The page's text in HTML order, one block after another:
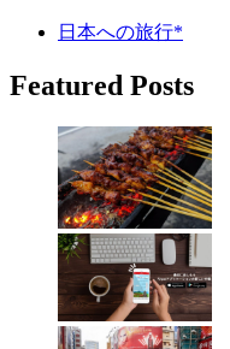
日本への旅行*
Featured Posts